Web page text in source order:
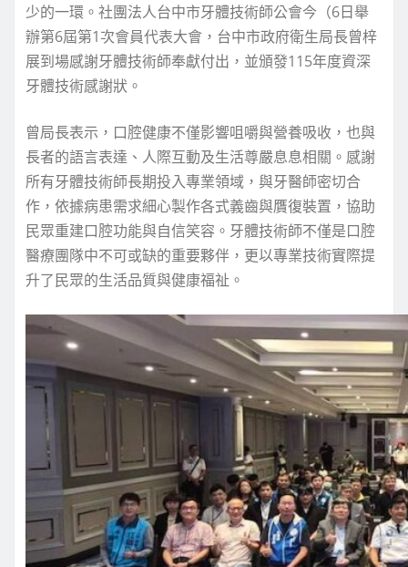
少的一環。社團法人台中市牙體技術師公會今（6日舉
辦第6屆第1次會員代表大會，台中市政府衛生局長曾梓
展到場感謝牙體技術師奉獻付出，並頒發115年度資深
牙體技術感謝狀。
曾局長表示，口腔健康不僅影響咀嚼與營養吸收，也與
長者的語言表達、人際互動及生活尊嚴息息相關。感謝
所有牙體技術師長期投入專業領域，與牙醫師密切合
作，依據病患需求細心製作各式義齒與贋復裝置，協助
民眾重建口腔功能與自信笑容。牙體技術師不僅是口腔
醫療團隊中不可或缺的重要夥伴，更以專業技術實際提
升了民眾的生活品質與健康福祉。